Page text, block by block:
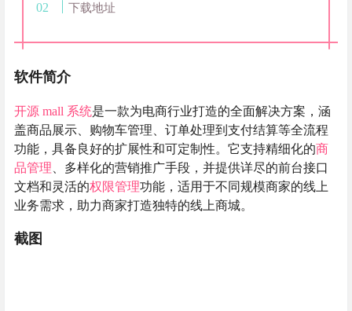
下载地址
软件简介
开源 mall 系统是一款为电商行业打造的全面解决方案，涵
盖商品展示、购物车管理、订单处理到支付结算等全流程
功能，具备良好的扩展性和可定制性。它支持精细化的商
品管理 、多样化的营销推广手段，并提供详尽的前台接口
文档和灵活的权限管理功能，适用于不同规模商家的线上
业务需求，助力商家打造独特的线上商城。
截图